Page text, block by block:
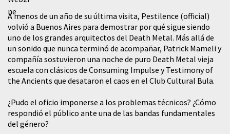
A menos de un año de su última visita, Pestilence (official)
volvió a Buenos Aires para demostrar por qué sigue siendo
uno de los grandes arquitectos del Death Metal. Más allá de
un sonido que nunca terminó de acompañar, Patrick Mameli y
compañía sostuvieron una noche de puro Death Metal vieja
escuela con clásicos de Consuming Impulse y Testimony of
the Ancients que desataron el caos en el Club Cultural Bula.
¿Pudo el oficio imponerse a los problemas técnicos? ¿Cómo
respondió el público ante una de las bandas fundamentales
del género?